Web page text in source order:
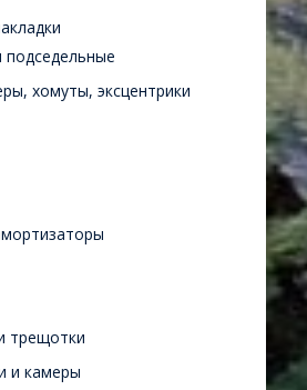
хомуты, эксцентрики
трещотки
и камеры